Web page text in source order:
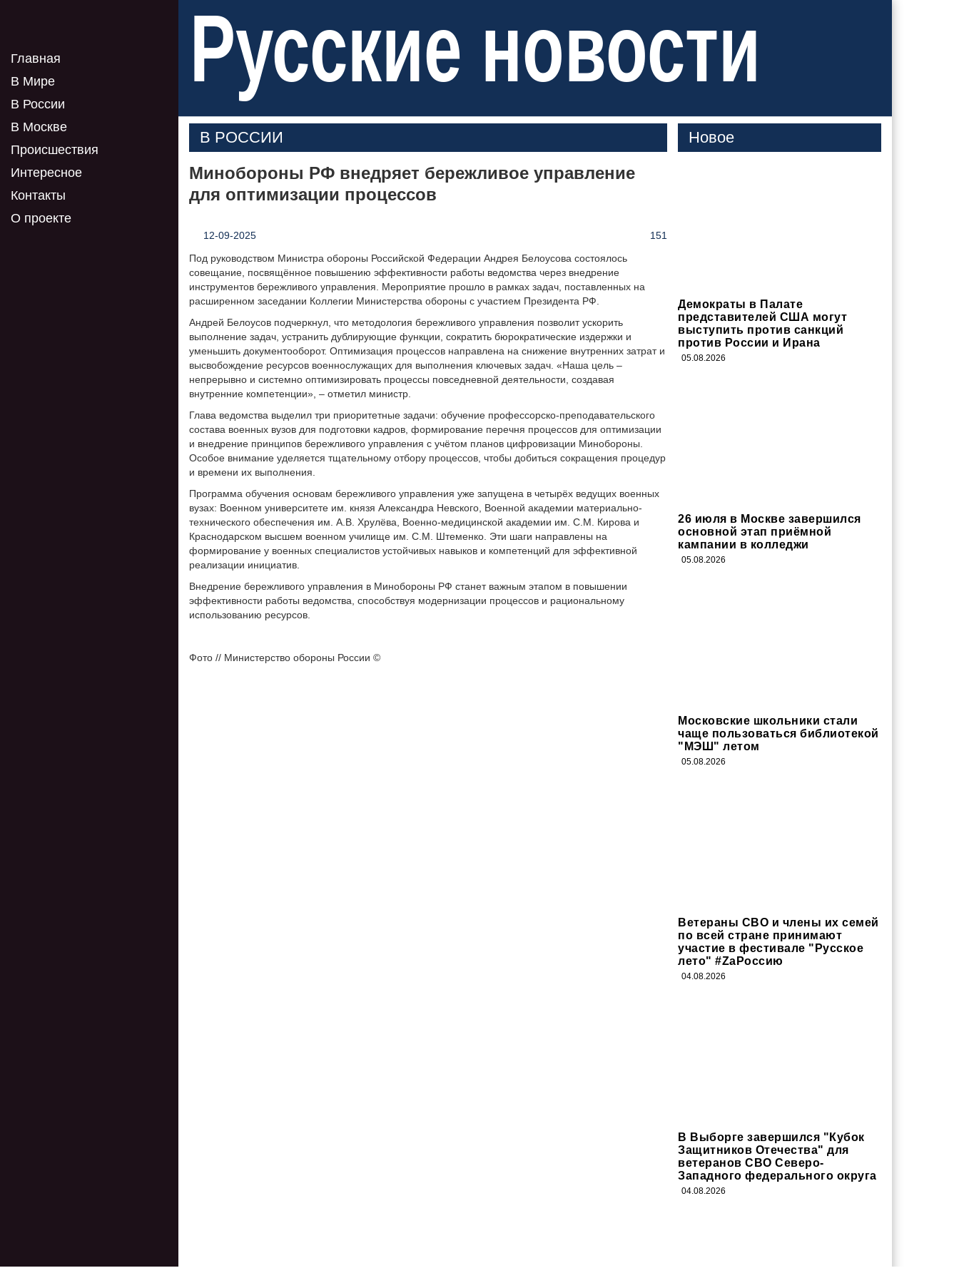
Главная
В Мире
В России
В Москве
Происшествия
Интересное
Контакты
О проекте
Русские новости
В РОССИИ
Минобороны РФ внедряет бережливое управление
для оптимизации процессов
12-09-2025
151
Под руководством Министра обороны Российской Федерации Андрея Белоусова состоялось
совещание, посвящённое повышению эффективности работы ведомства через внедрение
инструментов бережливого управления. Мероприятие прошло в рамках задач, поставленных на
расширенном заседании Коллегии Министерства обороны с участием Президента РФ.
Андрей Белоусов подчеркнул, что методология бережливого управления позволит ускорить
выполнение задач, устранить дублирующие функции, сократить бюрократические издержки и
уменьшить документооборот. Оптимизация процессов направлена на снижение внутренних затрат и
высвобождение ресурсов военнослужащих для выполнения ключевых задач. «Наша цель –
непрерывно и системно оптимизировать процессы повседневной деятельности, создавая
внутренние компетенции», – отметил министр.
Глава ведомства выделил три приоритетные задачи: обучение профессорско-преподавательского
состава военных вузов для подготовки кадров, формирование перечня процессов для оптимизации
и внедрение принципов бережливого управления с учётом планов цифровизации Минобороны.
Особое внимание уделяется тщательному отбору процессов, чтобы добиться сокращения процедур
и времени их выполнения.
Программа обучения основам бережливого управления уже запущена в четырёх ведущих военных
вузах: Военном университете им. князя Александра Невского, Военной академии материально-
технического обеспечения им. А.В. Хрулёва, Военно-медицинской академии им. С.М. Кирова и
Краснодарском высшем военном училище им. С.М. Штеменко. Эти шаги направлены на
формирование у военных специалистов устойчивых навыков и компетенций для эффективной
реализации инициатив.
Внедрение бережливого управления в Минобороны РФ станет важным этапом в повышении
эффективности работы ведомства, способствуя модернизации процессов и рациональному
использованию ресурсов.
Фото // Министерство обороны России ©️
Новое
Демократы в Палате
представителей США могут
выступить против санкций
против России и Ирана
05.08.2026
26 июля в Москве завершился
основной этап приёмной
кампании в колледжи
05.08.2026
Московские школьники стали
чаще пользоваться библиотекой
"МЭШ" летом
05.08.2026
Ветераны СВО и члены их семей
по всей стране принимают
участие в фестивале "Русское
лето" #ZaРоссию
04.08.2026
В Выборге завершился "Кубок
Защитников Отечества" для
ветеранов СВО Северо-
Западного федерального округа
04.08.2026